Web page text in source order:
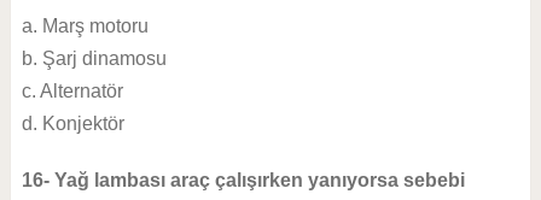
a. Marş motoru
b. Şarj dinamosu
c. Alternatör
d. Konjektör
16- Yağ lambası araç çalışırken yanıyorsa sebebi